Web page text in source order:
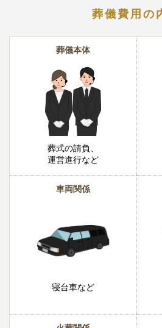
葬儀費用の
葬儀本体
葬式の請負、
運営進行など
車両関係
寝台車など